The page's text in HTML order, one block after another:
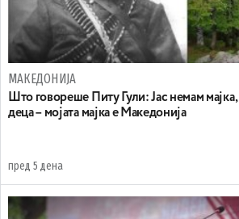
МАКЕДОНИЈА
Што говореше Питу Гули: Јас немам
деца – мојата мајка е Македонија
пред 5 дена